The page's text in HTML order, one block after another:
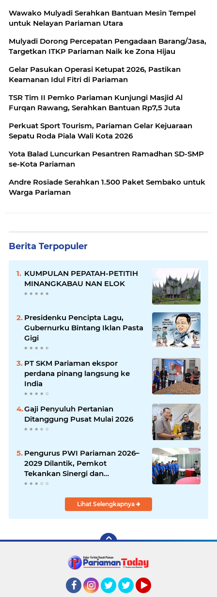
Wawako Mulyadi Serahkan Bantuan Mesin Tempel
untuk Nelayan Pariaman Utara
Mulyadi Dorong Percepatan Pengadaan Barang/Jasa,
Targetkan ITKP Pariaman Naik ke Zona Hijau
Gelar Pasukan Operasi Ketupat 2026, Pastikan
Keamanan Idul Fitri di Pariaman
TSR Tim II Pemko Pariaman Kunjungi Masjid Al
Furqan Rawang, Serahkan Bantuan Rp7,5 Juta
Perkuat Sport Tourism, Pariaman Gelar Kejuaraan
Sepatu Roda Piala Wali Kota 2026
Yota Balad Luncurkan Pesantren Ramadhan SD-SMP
se-Kota Pariaman
Andre Rosiade Serahkan 1.500 Paket Sembako untuk
Warga Pariaman
Berita Terpopuler
KUMPULAN PEPATAH-PETITIH
MINANGKABAU NAN ELOK
Presidenku Pencipta Lagu,
Gubernurku Bintang Iklan Pasta
Gigi
PT SKM Pariaman ekspor
perdana pinang langsung ke
India
Gaji Penyuluh Pertanian
Ditanggung Pusat Mulai 2026
Pengurus PWI Pariaman 2026–
2029 Dilantik, Pemkot
Tekankan Sinergi dan
Profesionalisme Pers
Lihat Selengkapnya